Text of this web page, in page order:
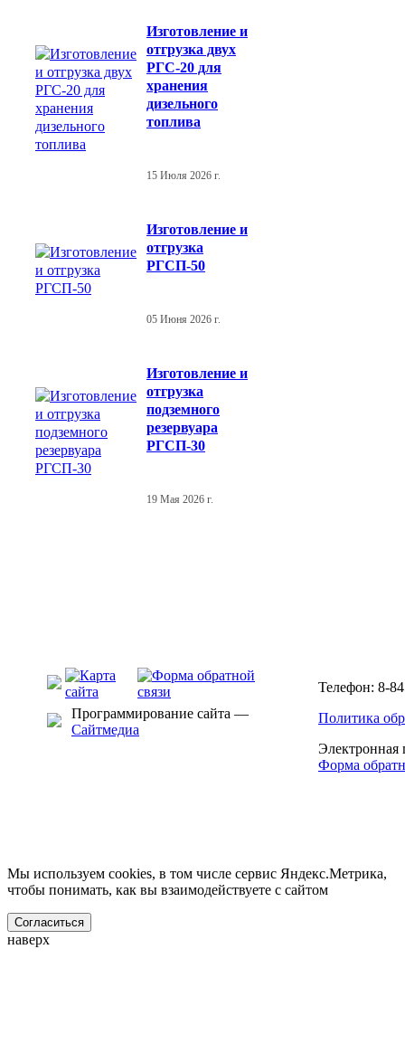
Изготовление и
отгрузка двух
РГС-20 для
хранения
дизельного
топлива
15 Июля 2026 г.
Изготовление и
отгрузка
РГСП-50
05 Июня 2026 г.
Изготовление и
отгрузка
подземного
резервуара
РГСП-30
19 Мая 2026 г.
Программирование сайта —
Сайтмедиа
Телефон: 8-
Политика
Электронная
Форма
Мы используем cookies, в том числе сервис Яндекс.Метрика,
чтобы понимать, как вы взаимодействуете с сайтом
Согласиться
наверх